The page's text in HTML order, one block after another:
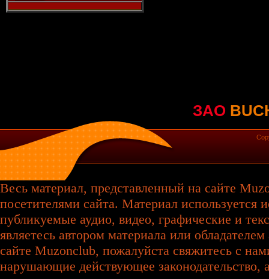
ЗАО
Весь материал, представленный на сайте
посетителями сайта. Материал используется
публикуемые аудио, видео, графические и
являетесь автором материала или
сайте Muzonclub, пожалуйста свяжитесь с
нарушающие действующее законодательство,